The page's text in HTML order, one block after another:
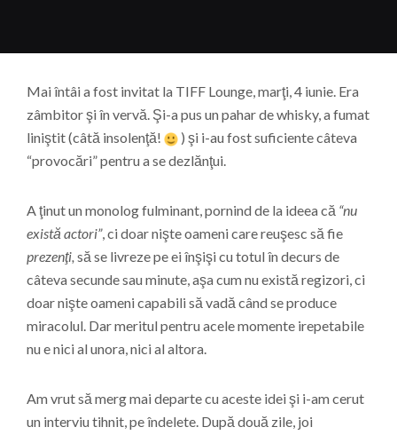
Mai întâi a fost invitat la TIFF Lounge, marţi, 4 iunie. Era
zâmbitor şi în vervă. Şi-a pus un pahar de whisky, a fumat
liniştit (câtă insolenţă!
) şi i-au fost suficiente câteva
“provocări” pentru a se dezlănţui.
A ţinut un monolog fulminant, pornind de la ideea că “nu
există actori”, ci doar nişte oameni care reuşesc să fie
prezenţi, să se livreze pe ei înşişi cu totul în decurs de
câteva secunde sau minute, aşa cum nu există regizori, ci
doar nişte oameni capabili să vadă când se produce
miracolul. Dar meritul pentru acele momente irepetabile
nu e nici al unora, nici al altora.
Am vrut să merg mai departe cu aceste idei şi i-am cerut
un interviu tihnit, pe îndelete. După două zile, joi